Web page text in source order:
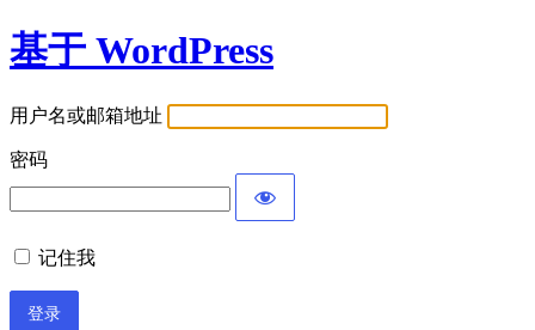
基于 WordPress
用户名或邮箱地址
密码
记住我